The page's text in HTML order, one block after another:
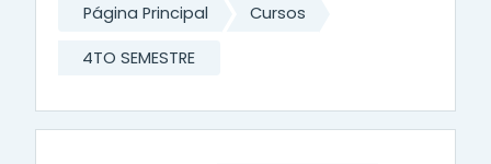
Página Principal Cursos
4TO SEMESTRE